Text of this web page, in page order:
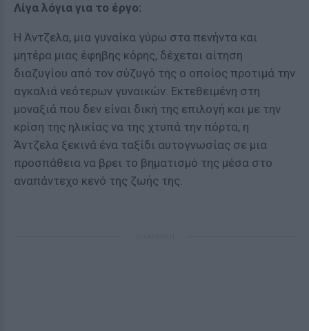
Λίγα λόγια για το έργο:
Η Άντζελα, μια γυναίκα γύρω στα πενήντα και
μητέρα μιας έφηβης κόρης, δέχεται αίτηση
διαζυγίου από τον σύζυγό της ο οποίος προτιμά την
αγκαλιά νεότερων γυναικών. Εκτεθειμένη στη
μοναξιά που δεν είναι δική της επιλογή και με την
κρίση της ηλικίας να της χτυπά την πόρτα, η
Άντζελα ξεκινά ένα ταξίδι αυτογνωσίας σε μια
προσπάθεια να βρει το βηματισμό της μέσα στο
αναπάντεχο κενό της ζωής της.